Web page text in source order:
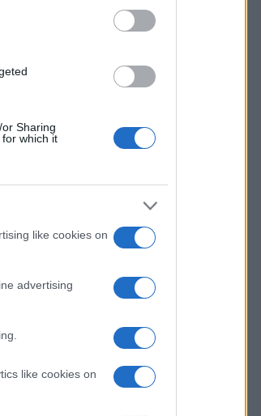
Sharing
which it
like cookies on
advertising
like cookies on
figli
nei